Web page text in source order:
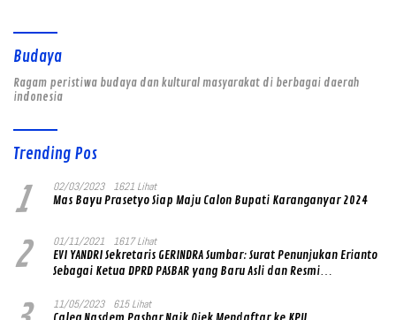
Budaya
Ragam peristiwa budaya dan kultural masyarakat di berbagai daerah
indonesia
Trending Pos
1 02/03/2023 1621 Lihat
Mas Bayu Prasetyo Siap Maju Calon Bupati Karanganyar 2024
2 01/11/2021 1617 Lihat
EVI YANDRI Sekretaris GERINDRA Sumbar: Surat Penunjukan Erianto
Sebagai Ketua DPRD PASBAR yang Baru Asli dan Resmi
11/05/2023 615 Lihat